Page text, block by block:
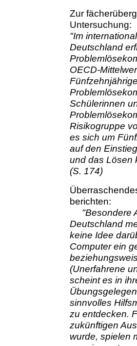
Zur
Untersuchung:
"Im
Deutschland
OECD-
Schülerinnen
Risikogruppe
es sich um
auf den
und das Lösen
(S. 174)
berichten:
"Besondere
Deutschland
keine Idee
Computer ein
(Unerfahrene
scheint es in
sinnvolles
zu entdecken.
zukünftigen
wurde, spielen